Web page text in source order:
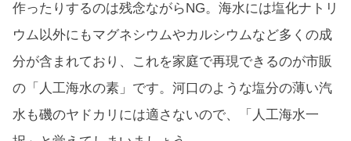
作ったりするのは残念ながらNG。海水には塩化ナトリ
ウム以外にもマグネシウムやカルシウムなど多くの成
分が含まれており、これを家庭で再現できるのが市販
の「人工海水の素」です。河口のような塩分の薄い汽
水も磯のヤドカリには適さないので、「人工海水一